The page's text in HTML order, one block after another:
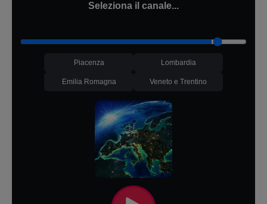
Seleziona il canale...
Piacenza Lombardia
Emilia Romagna Veneto e Trentino